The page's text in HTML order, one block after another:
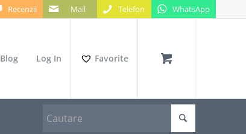
Recenzii Mail Telefon WhatsApp
Blog Log In Favorite